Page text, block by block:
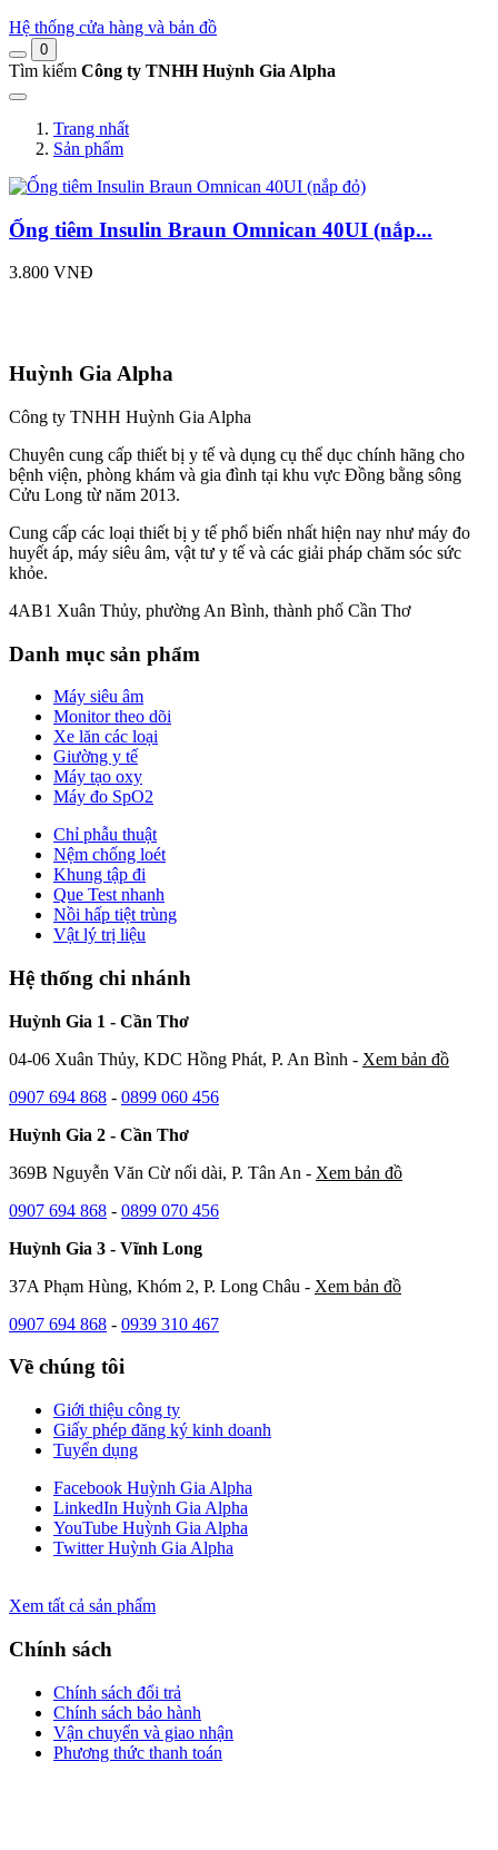
Hệ thống cửa hàng và bản đồ
0
Tìm kiếm Công ty TNHH Huỳnh Gia Alpha
Trang nhất
Sản phẩm
Ống tiêm Insulin Braun Omnican 40UI (nắp...
3.800 VNĐ
Huỳnh Gia Alpha
Công ty TNHH Huỳnh Gia Alpha
Chuyên cung cấp thiết bị y tế và dụng cụ thể dục chính hãng cho
bệnh viện, phòng khám và gia đình tại khu vực Đồng bằng sông
Cửu Long từ năm 2013.
Cung cấp các loại thiết bị y tế phổ biến nhất hiện nay như máy đo
huyết áp, máy siêu âm, vật tư y tế và các giải pháp chăm sóc sức
khỏe.
4AB1 Xuân Thủy, phường An Bình, thành phố Cần Thơ
Danh mục sản phẩm
Máy siêu âm
Monitor theo dõi
Xe lăn các loại
Giường y tế
Máy tạo oxy
Máy đo SpO2
Chỉ phẫu thuật
Nệm chống loét
Khung tập đi
Que Test nhanh
Nồi hấp tiệt trùng
Vật lý trị liệu
Hệ thống chi nhánh
Huỳnh Gia 1 - Cần Thơ
04-06 Xuân Thủy, KDC Hồng Phát, P. An Bình - Xem bản đồ
0907 694 868 - 0899 060 456
Huỳnh Gia 2 - Cần Thơ
369B Nguyễn Văn Cừ nối dài, P. Tân An - Xem bản đồ
0907 694 868 - 0899 070 456
Huỳnh Gia 3 - Vĩnh Long
37A Phạm Hùng, Khóm 2, P. Long Châu - Xem bản đồ
0907 694 868 - 0939 310 467
Về chúng tôi
Giới thiệu công ty
Giấy phép đăng ký kinh doanh
Tuyển dụng
Facebook Huỳnh Gia Alpha
LinkedIn Huỳnh Gia Alpha
YouTube Huỳnh Gia Alpha
Twitter Huỳnh Gia Alpha
Xem tất cả sản phẩm
Chính sách
Chính sách đổi trả
Chính sách bảo hành
Vận chuyển và giao nhận
Phương thức thanh toán